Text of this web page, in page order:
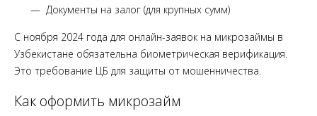
Документы на залог (для крупных сумм)
С ноября 2024 года для онлайн-заявок на микрозаймы в
Узбекистане обязательна биометрическая верификация.
Это требование ЦБ для защиты от мошенничества.
Как оформить микрозайм